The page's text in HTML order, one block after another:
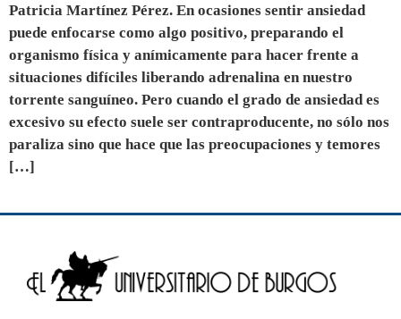
Patricia Martínez Pérez. En ocasiones sentir ansiedad
puede enfocarse como algo positivo, preparando el
organismo física y anímicamente para hacer frente a
situaciones difíciles liberando adrenalina en nuestro
torrente sanguíneo. Pero cuando el grado de ansiedad es
excesivo su efecto suele ser contraproducente, no sólo nos
paraliza sino que hace que las preocupaciones y temores
[…]